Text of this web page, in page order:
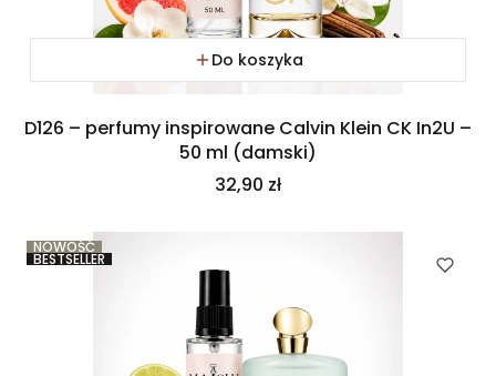
Do koszyka
D126 – perfumy inspirowane Calvin Klein CK In2U –
50 ml (damski)
Cena
32,90 zł
BESTSELLER
NOWOŚĆ